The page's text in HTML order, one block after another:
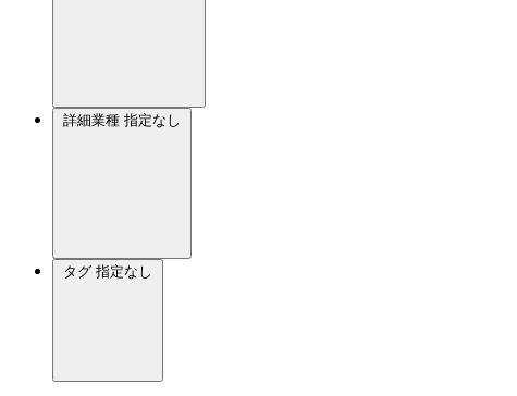
詳細業種 指定なし
タグ 指定なし